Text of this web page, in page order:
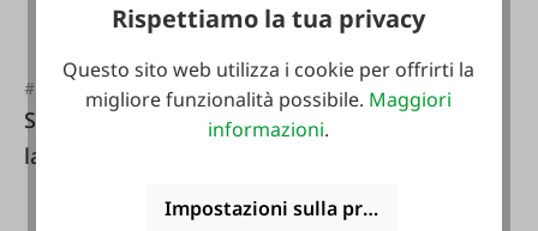
#FA110537
Salare e affumicare
la carne - Terza
#FA25444
Liquori
Rispettiamo la tua privacy
Questo sito web utilizza i cookie per offrirti la
migliore funzionalità possibile. Maggiori
informazioni.
Impostazioni sulla privacy